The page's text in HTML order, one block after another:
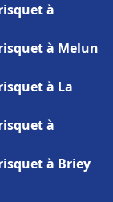
à
à Melun
à La
à
à Briey